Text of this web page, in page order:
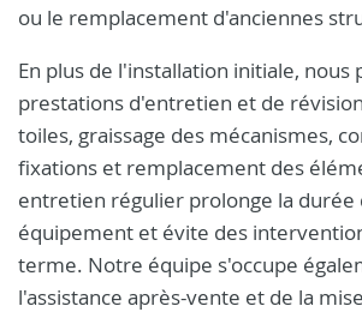
ou le remplacement d'anciennes
En plus de l'installation initiale, nous
prestations d'entretien et de
toiles, graissage des mécanismes,
fixations et remplacement des
entretien régulier prolonge la durée
équipement et évite des
terme. Notre équipe s'occupe
l'assistance après-vente et de la